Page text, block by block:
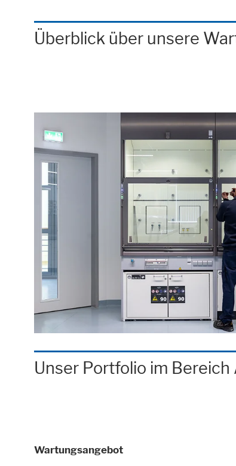
Überblick über unsere
Unser Portfolio im
Wartungsangebot